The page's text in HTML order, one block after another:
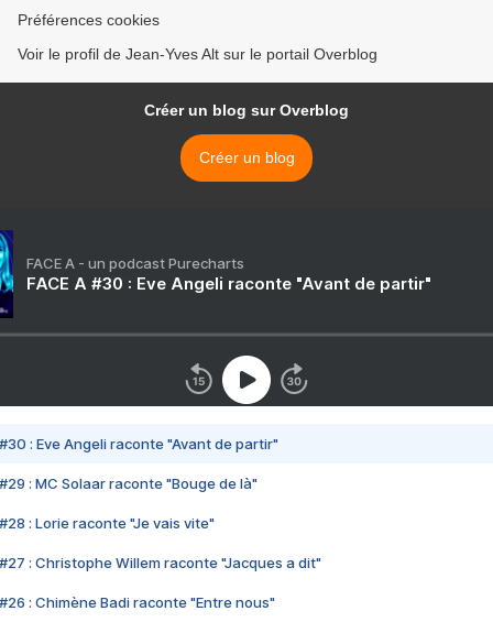
Préférences cookies
Voir le profil de Jean-Yves Alt sur le portail Overblog
Créer un blog sur Overblog
Créer un blog
FACE A - un podcast Purecharts
FACE A #30 : Eve Angeli raconte "Avant de partir"
#30 : Eve Angeli raconte "Avant de partir"
#29 : MC Solaar raconte "Bouge de là"
#28 : Lorie raconte "Je vais vite"
#27 : Christophe Willem raconte "Jacques a dit"
#26 : Chimène Badi raconte "Entre nous"